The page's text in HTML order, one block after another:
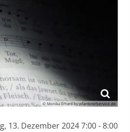
© Monika Erhard by pfarrbriefservice.de
13. Dezember 2024 7:00 - 8:00